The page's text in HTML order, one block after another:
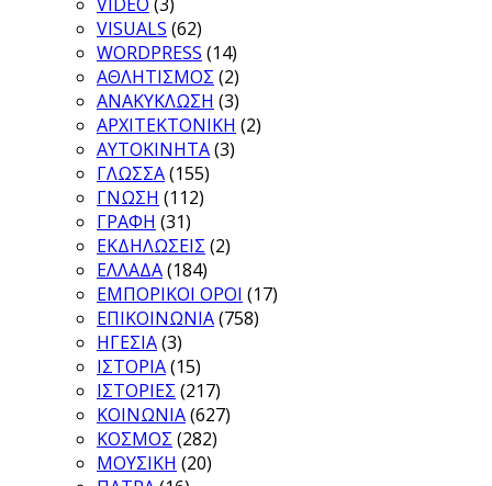
VISUALS (62)
WORDPRESS (14)
ΑΘΛΗΤΙΣΜΟΣ (2)
ΑΝΑΚΥΚΛΩΣΗ (3)
ΑΡΧΙΤΕΚΤΟΝΙΚΗ (2)
ΑΥΤΟΚΙΝΗΤΑ(3)
ΓΛΩΣΣΑ(155)
ΓΝΩΣΗ (112)
ΓΡΑΦΗ (31)
ΕΚΔΗΛΩΣΕΙΣ (2)
ΕΛΛΑΔΑ(184)
ΕΜΠΟΡΙΚΟΙ ΟΡΟΙ (17)
ΕΠΙΚΟΙΝΩΝΙΑ(758)
ΗΓΕΣΙΑ(3)
ΙΣΤΟΡΙΑ(15)
ΙΣΤΟΡΙΕΣ (217)
ΚΟΙΝΩΝΙΑ(627)
ΚΟΣΜΟΣ (282)
ΜΟΥΣΙΚΗ (20)